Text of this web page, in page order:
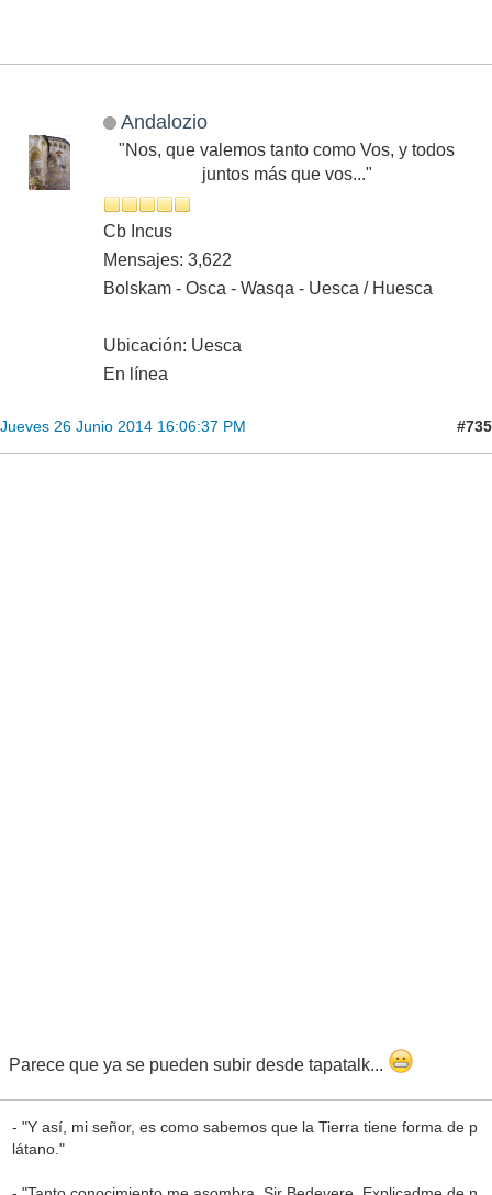
Andalozio
"Nos, que valemos tanto como Vos, y todos
juntos más que vos..."
Cb Incus
Mensajes: 3,622
Bolskam - Osca - Wasqa - Uesca / Huesca
Ubicación: Uesca
En línea
Jueves 26 Junio 2014 16:06:37 PM #735
Parece que ya se pueden subir desde tapatalk...
- "Y así, mi señor, es como sabemos que la Tierra tiene forma de p
látano."